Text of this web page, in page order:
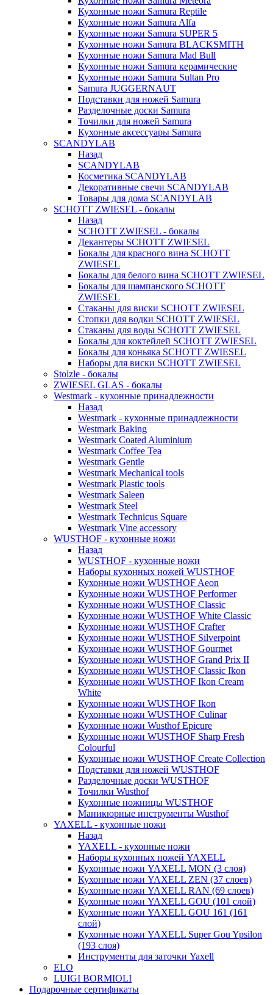
Кухонные ножи Samura Reptile
Кухонные ножи Samura Alfa
Кухонные ножи Samura SUPER 5
Кухонные ножи Samura BLACKSMITH
Кухонные ножи Samura Mad Bull
Кухонные ножи Samura керамические
Кухонные ножи Samura Sultan Pro
Samura JUGGERNAUT
Подставки для ножей Samura
Разделочные доски Samura
Точилки для ножей Samura
Кухонные аксессуары Samura
SCANDYLAB
Назад
SCANDYLAB
Косметика SCANDYLAB
Декоративные свечи SCANDYLAB
Товары для дома SCANDYLAB
SCHOTT ZWIESEL - бокалы
Назад
SCHOTT ZWIESEL - бокалы
Декантеры SCHOTT ZWIESEL
Бокалы для красного вина SCHOTT
ZWIESEL
Бокалы для белого вина SCHOTT ZWIESEL
Бокалы для шампанского SCHOTT
ZWIESEL
Стаканы для виски SCHOTT ZWIESEL
Стопки для водки SCHOTT ZWIESEL
Стаканы для воды SCHOTT ZWIESEL
Бокалы для коктейлей SCHOTT ZWIESEL
Бокалы для коньяка SCHOTT ZWIESEL
Наборы для виски SCHOTT ZWIESEL
Stolzle - бокалы
ZWIESEL GLAS - бокалы
Westmark - кухонные принадлежности
Назад
Westmark - кухонные принадлежности
Westmark Baking
Westmark Coated Aluminium
Westmark Coffee Tea
Westmark Gentle
Westmark Mechanical tools
Westmark Plastic tools
Westmark Saleen
Westmark Steel
Westmark Technicus Square
Westmark Vine accessory
WUSTHOF - кухонные ножи
Назад
WUSTHOF - кухонные ножи
Наборы кухонных ножей WUSTHOF
Кухонные ножи WUSTHOF Aeon
Кухонные ножи WUSTHOF Performer
Кухонные ножи WUSTHOF Classic
Кухонные ножи WUSTHOF White Classic
Кухонные ножи WUSTHOF Crafter
Кухонные ножи WUSTHOF Silverpoint
Кухонные ножи WUSTHOF Gourmet
Кухонные ножи WUSTHOF Grand Prix II
Кухонные ножи WUSTHOF Classic Ikon
Кухонные ножи WUSTHOF Ikon Cream
White
Кухонные ножи WUSTHOF Ikon
Кухонные ножи WUSTHOF Culinar
Кухонные ножи Wusthof Epicure
Кухонные ножи WUSTHOF Sharp Fresh
Colourful
Кухонные ножи WUSTHOF Create Collection
Подставки для ножей WUSTHOF
Разделочные доски WUSTHOF
Точилки Wusthof
Кухонные ножницы WUSTHOF
Маникюрные инструменты Wusthof
YAXELL - кухонные ножи
Назад
YAXELL - кухонные ножи
Наборы кухонных ножей YAXELL
Кухонные ножи YAXELL MON (3 слоя)
Кухонные ножи YAXELL ZEN (37 слоев)
Кухонные ножи YAXELL RAN (69 слоев)
Кухонные ножи YAXELL GOU (101 слой)
Кухонные ножи YAXELL GOU 161 (161
слой)
Кухонные ножи YAXELL Super Gou Ypsilon
(193 слоя)
Инструменты для заточки Yaxell
ELO
LUIGI BORMIOLI
Подарочные сертификаты